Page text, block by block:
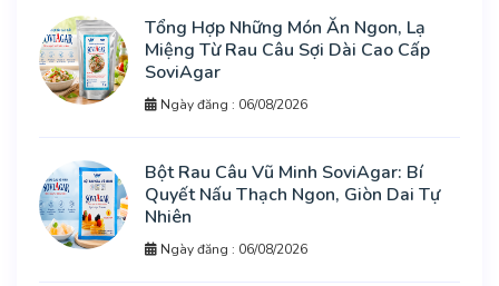
Tổng Hợp Những Món Ăn Ngon, Lạ
Miệng Từ Rau Câu Sợi Dài Cao Cấp
SoviAgar
Ngày đăng : 06/08/2026
Bột Rau Câu Vũ Minh SoviAgar: Bí
Quyết Nấu Thạch Ngon, Giòn Dai Tự
Nhiên
Ngày đăng : 06/08/2026